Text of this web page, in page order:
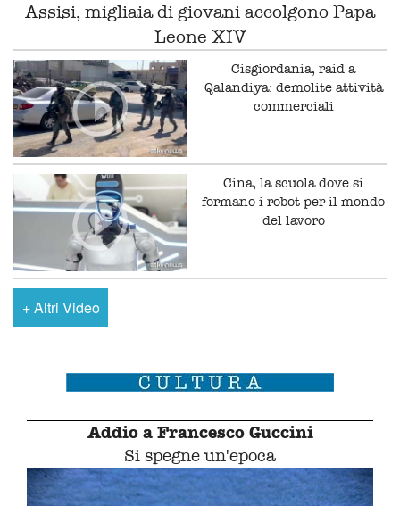
Assisi, migliaia di giovani accolgono Papa
Leone XIV
Cisgiordania, raid a
Qalandiya: demolite attività
commerciali
Cina, la scuola dove si
formano i robot per il mondo
del lavoro
+Altri Video
Addio a Francesco Guccini
Si spegne un'epoca